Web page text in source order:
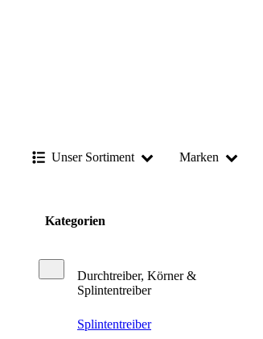
Unser Sortiment Marken
Kategorien
Durchtreiber, Körner &
Splintentreiber
Splintentreiber